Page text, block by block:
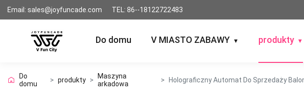
Email: sales@joyfuncade.com TEL: 86--18122722483
Do domu V MIASTO ZABAWY ▼ produkty ▼
Do
domu
> produkty >
Maszyna
arkadowa
>